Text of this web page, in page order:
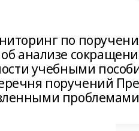
по
анализе
учебными
поручений